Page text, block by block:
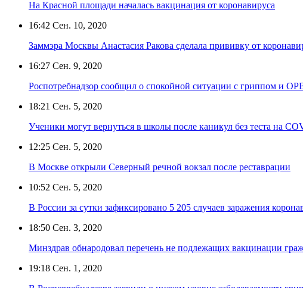
На Красной площади началась вакцинация от коронавируса
16:42 Сен. 10, 2020
Заммэра Москвы Анастасия Ракова сделала прививку от
16:27 Сен. 9, 2020
Роспотребнадзор сообщил о спокойной ситуации с гриппом и
18:21 Сен. 5, 2020
Ученики могут вернуться в школы после каникул без теста на
12:25 Сен. 5, 2020
В Москве открыли Северный речной вокзал после реставрации
10:52 Сен. 5, 2020
В России за сутки зафиксировано 5 205 случаев заражения
18:50 Сен. 3, 2020
Минздрав обнародовал перечень не подлежащих вакцинации
19:18 Сен. 1, 2020